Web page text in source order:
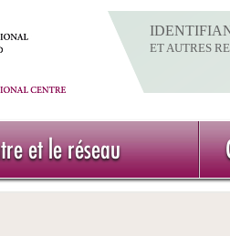
ET AUTRES
et le réseau